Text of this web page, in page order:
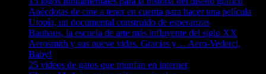
Anécdotas de cine a tener en cuenta para hacer una película
Utopía, un documental construido de esperanzas
Bauhaus, la escuela de arte más influyente del siglo XX
Aerosmith y sus nueve vidas. Gracias y… Aero-Vederci,
Baby!
25 videos de gatos que triunfan en internet